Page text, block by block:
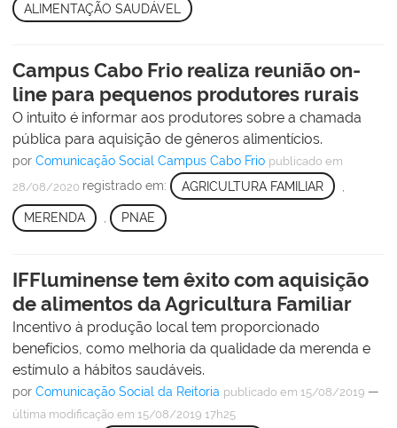
ALIMENTAÇÃO SAUDÁVEL
Campus Cabo Frio realiza reunião on-
line para pequenos produtores rurais
O intuito é informar aos produtores sobre a chamada
pública para aquisição de gêneros alimentícios.
por Comunicação Social Campus Cabo Frio publicado em
28/08/2020 registrado em: AGRICULTURA FAMILIAR
MERENDA , PNAE
IFFluminense tem êxito com aquisição
de alimentos da Agricultura Familiar
Incentivo à produção local tem proporcionado
benefícios, como melhoria da qualidade da merenda e
estímulo a hábitos saudáveis.
por Comunicação Social da Reitoria publicado em 15/08/2019 —
última modificação em 15/08/2019 17h25